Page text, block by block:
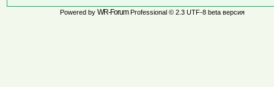
Powered by WR-ForumProfessional © 2.3 UTF-8 beta версия